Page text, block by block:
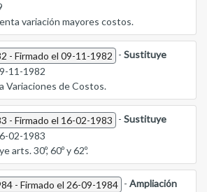
variación mayores costos.
- Firmado el 09-11-1982 - Sustituye
11-1982
Variaciones de Costos.
- Firmado el 16-02-1983 - Sustituye
02-1983
arts. 30º, 60º y 62º.
- Firmado el 26-09-1984 - Ampliación